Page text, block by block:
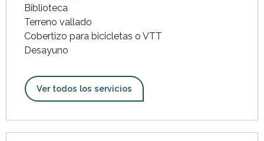
Biblioteca
Terreno vallado
Cobertizo para bicicletas o VTT
Desayuno
Ver todos los servicios